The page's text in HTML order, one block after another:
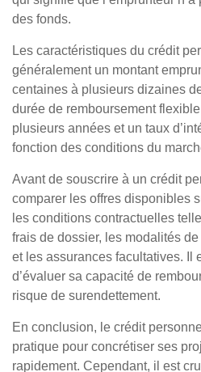
des fonds.
Les caractéristiques du crédit
généralement un montant
centaines à plusieurs dizaines
durée de remboursement
plusieurs années et un taux
fonction des conditions du
Avant de souscrire à un crédit
comparer les offres disponibles
les conditions contractuelles
frais de dossier, les modalités
et les assurances facultatives. Il
d’évaluer sa capacité de
risque de surendettement.
En conclusion, le crédit
pratique pour concrétiser ses
rapidement. Cependant, il est